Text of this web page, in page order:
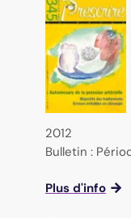
2012
Bulletin :
Plus d'info